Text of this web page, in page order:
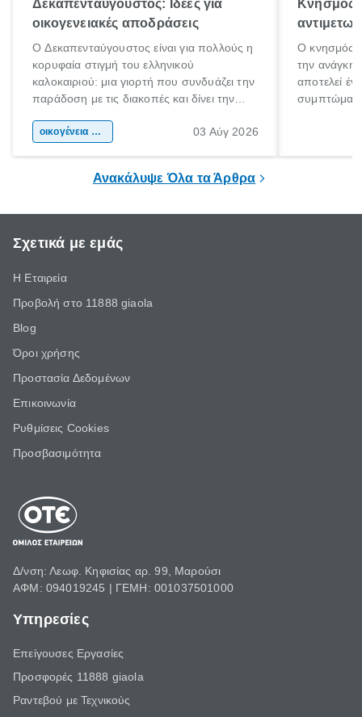
Δεκαπενταύγουστος: Ιδέες για
οικογενειακές αποδράσεις
Ο Δεκαπενταύγουστος είναι για πολλούς η
κορυφαία στιγμή του ελληνικού
καλοκαιριού: μια γιορτή που συνδυάζει την
παράδοση με τις διακοπές και δίνει την
χώρας. Είτε πρόκειται για λίγες μέρες
οικογένεια & παιδί 03 Αύγ 2026
Κνησμός:
Ο κνησμός
την ανάγκη
αποτελεί
Ανακάλυψε Όλα τα Άρθρα
Σχετικά με εμάς
Η Εταιρεία
Προβολή στο 11888 giaola
Blog
Όροι χρήσης
Προστασία Δεδομένων
Επικοινωνία
Ρυθμίσεις Cookies
Προσβασιμότητα
Δ/νση: Λεωφ. Κηφισίας αρ. 99, Μαρούσι
ΑΦΜ: 094019245 | ΓΕΜΗ: 001037501000
Υπηρεσίες
Επείγουσες Εργασίες
Προσφορές 11888 giaola
Ραντεβού με Τεχνικούς